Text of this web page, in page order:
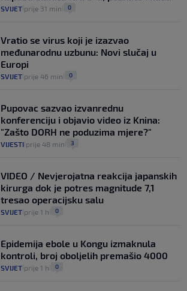
intervencije"
30. srp.
SVIJET prije 31 min 0
Vratio se virus koji je izazvao
međunarodnu uzbunu: Novi slučaj u
Europi
SVIJET prije 46 min 0
Pupovac sazvao izvanrednu
konferenciju i objavio video iz Knina:
"Zašto DORH ne poduzima mjere?"
VIJESTI prije 48 min 3
VIDEO / Nevjerojatna reakcija japanskih
kirurga dok je potres magnitude 7,1
tresao operacijsku salu
SVIJET prije 1 h 0
Epidemija ebole u Kongu izmaknula
kontroli, broj oboljelih premašio 4000
SVIJET prije 1 h 0